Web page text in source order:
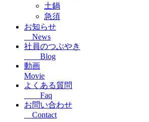
土鍋
急須
お知らせ
News
社員のつぶやき
Blog
動画
Movie
よくある質問
Faq
お問い合わせ
Contact